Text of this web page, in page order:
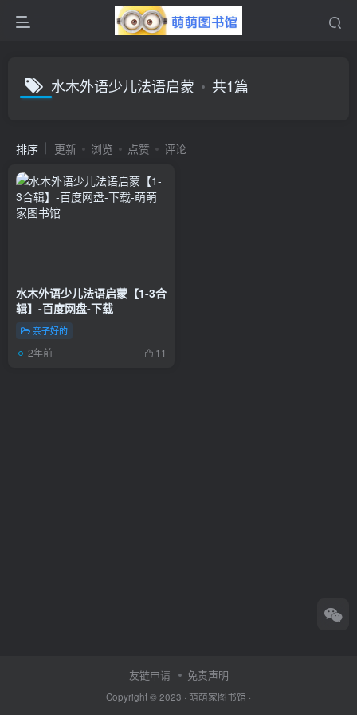
水木外语少儿法语启蒙 共1篇
排序 更新 浏览 点赞 评论
水木外语少儿法语启蒙【1-3合
辑】-百度网盘-下载
亲子好的
2年前 11
友链申请 免责声明
Copyright © 2023 · 萌萌家图书馆 ·